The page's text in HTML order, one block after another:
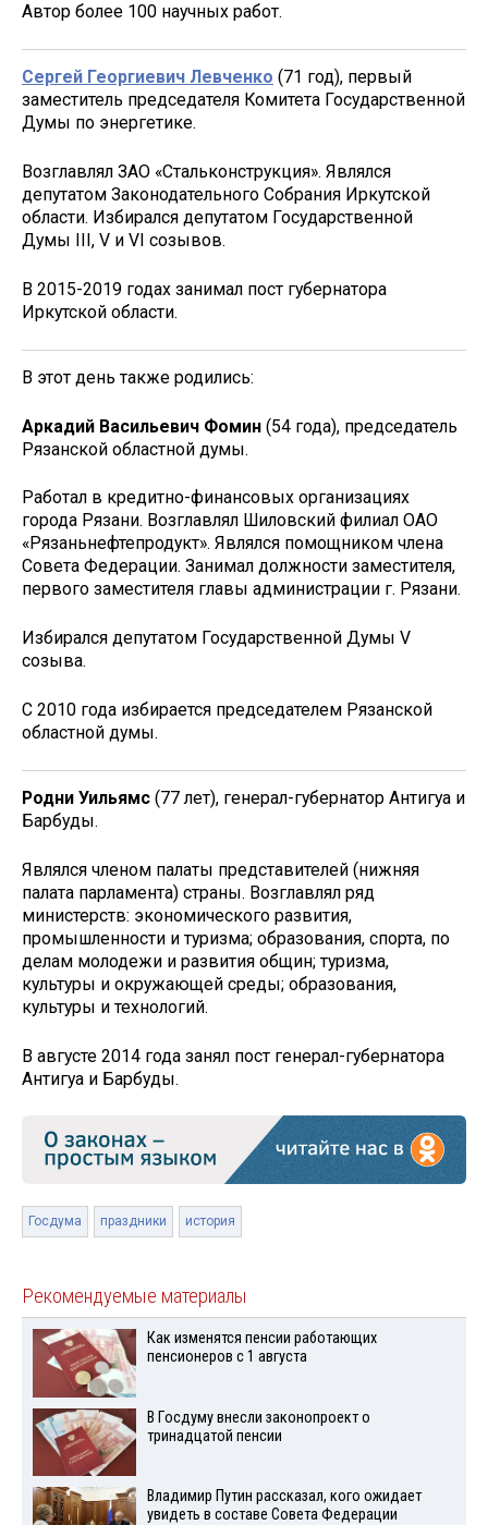
Автор более 100 научных работ.
Сергей Георгиевич Левченко (71 год), первый
заместитель председателя Комитета Государственной
Думы по энергетике.
Возглавлял ЗАО «Стальконструкция». Являлся
депутатом Законодательного Собрания Иркутской
области. Избирался депутатом Государственной
Думы III, V и VI созывов.
В 2015-2019 годах занимал пост губернатора
Иркутской области.
В этот день также родились:
Аркадий Васильевич Фомин (54 года), председатель
Рязанской областной думы.
Работал в кредитно-финансовых организациях
города Рязани. Возглавлял Шиловский филиал ОАО
«Рязаньнефтепродукт». Являлся помощником члена
Совета Федерации. Занимал должности заместителя,
первого заместителя главы администрации г. Рязани.
Избирался депутатом Государственной Думы V
созыва.
С 2010 года избирается председателем Рязанской
областной думы.
Родни Уильямс (77 лет), генерал-губернатор Антигуа и
Барбуды.
Являлся членом палаты представителей (нижняя
палата парламента) страны. Возглавлял ряд
министерств: экономического развития,
промышленности и туризма; образования, спорта, по
делам молодежи и развития общин; туризма,
культуры и окружающей среды; образования,
культуры и технологий.
В августе 2014 года занял пост генерал-губернатора
Антигуа и Барбуды.
Госдума праздники история
Рекомендуемые материалы
Как изменятся пенсии работающих
пенсионеров с 1 августа
В Госдуму внесли законопроект о
тринадцатой пенсии
Владимир Путин рассказал, кого ожидает
увидеть в составе Совета Федерации